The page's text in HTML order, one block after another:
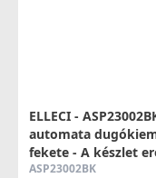
ELLECI - Csaptelep
ELLECI -
automata
fekete - A készlet
ASP23002BK